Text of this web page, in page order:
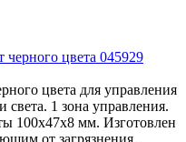
цвета 045929
цвета для управления
1 зона управления.
100x47x8 мм. Изготовлен
от загрязнения.